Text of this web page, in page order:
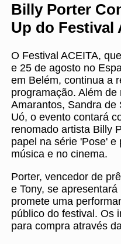
Billy Porter
Up do Festival
O Festival ACEITA,
e 25 de agosto no
em Belém, continua a
programação. Além
Amarantos, Sandra de
Uó, o evento contará
renomado artista Billy
papel na série 'Pose'
música e no cinema.
Porter, vencedor de
e Tony, se
promete uma
público do festival. Os
para compra através